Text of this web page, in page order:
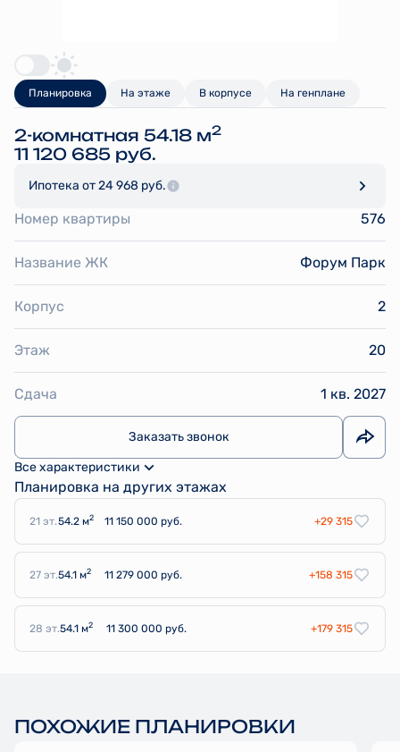
Планировка На этаже В корпусе На генплане
2-комнатная 54.18 м2
11 120 685 руб.
Ипотека от 24 968 руб.
Номер квартиры 576
Название ЖК Форум Парк
Корпус 2
Этаж 20
Сдача 1 кв. 2027
Заказать звонок
Все характеристики
Планировка на других этажах
21 эт.54.2 м2 11 150 000 руб. +29 315
27 эт.54.1 м2 11 279 000 руб. +158 315
28 эт.54.1 м2 11 300 000 руб. +179 315
ПОХОЖИЕ ПЛАНИРОВКИ